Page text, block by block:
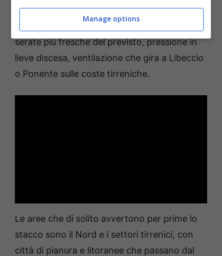
Prima di vedere la pioggia, potresti notare
segnali in città: nubi alte che velano il sole,
serate più fresche del previsto, pressione in
lieve discesa, ventilazione che gira a Libeccio
o Ponente sulle coste tirreniche.
Le aree che di solito avvertono per prime lo
stacco sono il Nord e i settori tirrenici, con
città di pianura e litoranee che passano dal
Manage options